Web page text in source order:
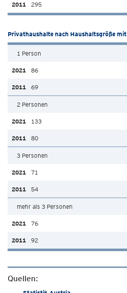
295
Privathaushalte nach Haushaltsgröße mit
1 Person
86
69
2 Personen
133
80
3 Personen
71
54
mehr als 3 Personen
76
92
Quellen: